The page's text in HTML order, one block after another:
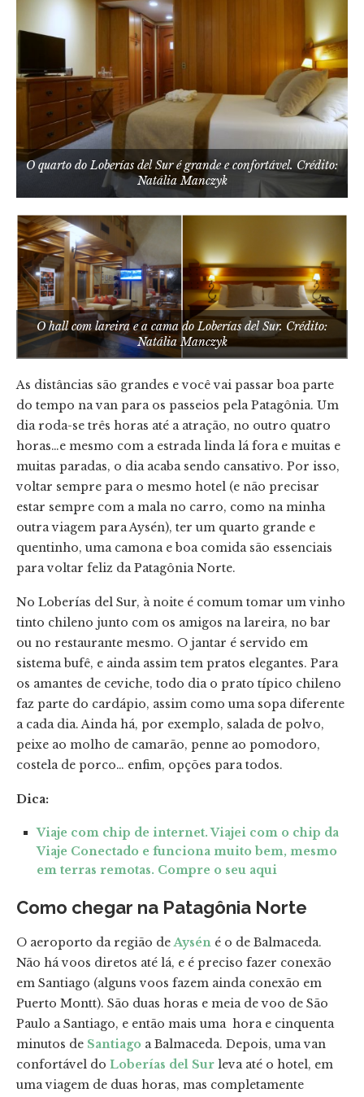
O quarto do Loberías del Sur é grande e confortável. Crédito:
Natália Manczyk
O hall com lareira e a cama do Loberías del Sur. Crédito:
Natália Manczyk
As distâncias são grandes e você vai passar boa parte
do tempo na van para os passeios pela Patagônia. Um
dia roda-se três horas até a atração, no outro quatro
horas…e mesmo com a estrada linda lá fora e muitas e
muitas paradas, o dia acaba sendo cansativo. Por isso,
voltar sempre para o mesmo hotel (e não precisar
estar sempre com a mala no carro, como na minha
outra viagem para Aysén), ter um quarto grande e
quentinho, uma camona e boa comida são essenciais
para voltar feliz da Patagônia Norte.
No Loberías del Sur, à noite é comum tomar um vinho
tinto chileno junto com os amigos na lareira, no bar
ou no restaurante mesmo. O jantar é servido em
sistema bufê, e ainda assim tem pratos elegantes. Para
os amantes de ceviche, todo dia o prato típico chileno
faz parte do cardápio, assim como uma sopa diferente
a cada dia. Ainda há, por exemplo, salada de polvo,
peixe ao molho de camarão, penne ao pomodoro,
costela de porco… enfim, opções para todos.
Dica:
Viaje com chip de internet. Viajei com o chip da
Viaje Conectado e funciona muito bem, mesmo
em terras remotas. Compre o seu aqui
Como chegar na Patagônia Norte
O aeroporto da região deAysén é o de Balmaceda.
Não há voos diretos até lá, e é preciso fazer conexão
em Santiago (alguns voos fazem ainda conexão em
Puerto Montt). São duas horas e meia de voo de São
Paulo a Santiago, e então mais uma hora e cinquenta
minutos de Santiago a Balmaceda. Depois, uma van
confortável do Loberías del Sur leva até o hotel, em
uma viagem de duas horas, mas completamente